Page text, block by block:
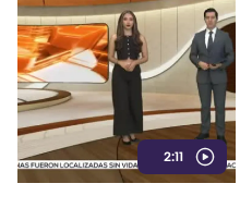
2:11